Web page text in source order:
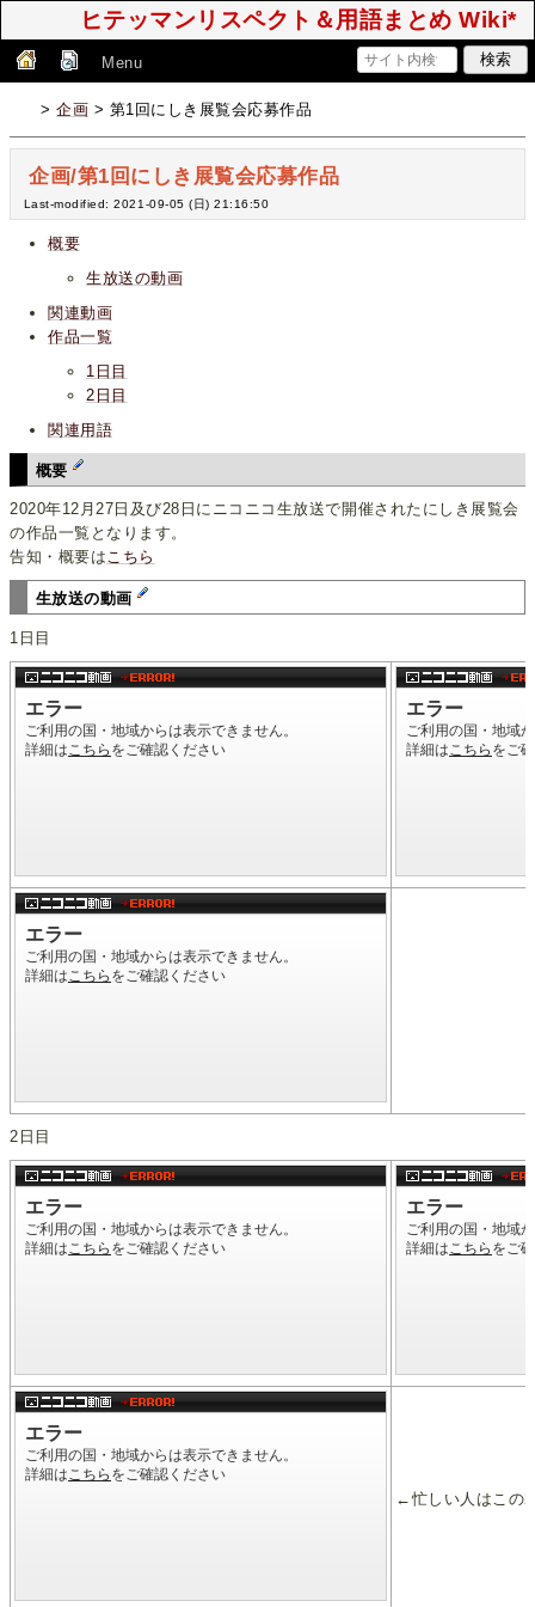
ヒテッマンリスペクト＆用語まとめ Wiki*
Menu
>企画 > 第1回にしき展覧会応募作品
企画/第1回にしき展覧会応募作品
Last-modified: 2021-09-05 (日) 21:16:50
概要
生放送の動画
関連動画
作品一覧
1日目
2日目
関連用語
概要
2020年12月27日及び28日にニコニコ生放送で開催されたにしき展覧会
の作品一覧となります。
告知・概要はこちら
生放送の動画
1日目
2日目
←忙しい人はこの